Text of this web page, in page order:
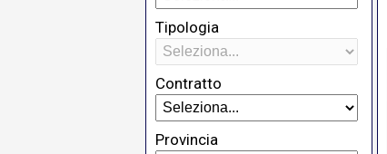
Tipologia
Contratto
Provincia